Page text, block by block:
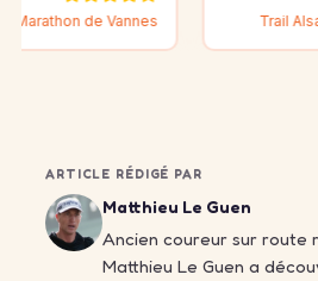
de Vannes Trail Alsace Grand
ARTICLE RÉDIGÉ PAR
Matthieu Le Guen
Ancien coureur sur route
Matthieu Le Guen a